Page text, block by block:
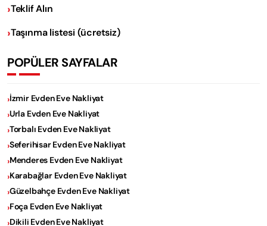
Teklif Alın
Taşınma listesi (ücretsiz)
POPÜLER SAYFALAR
İzmir Evden Eve Nakliyat
Urla Evden Eve Nakliyat
Torbalı Evden Eve Nakliyat
Seferihisar Evden Eve Nakliyat
Menderes Evden Eve Nakliyat
Karabağlar Evden Eve Nakliyat
Güzelbahçe Evden Eve Nakliyat
Foça Evden Eve Nakliyat
Dikili Evden Eve Nakliyat